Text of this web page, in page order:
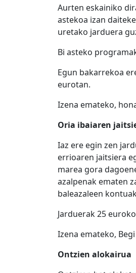
Aurten eskainiko
astekoa izan
uretako jarduera
Bi asteko
Egun bakarrekoa
eurotan.
Izena emateko,
Oria ibaiaren
Iaz ere egin zen
errioaren jaitsiera
marea gora
azalpenak ematen
baleazaleen
Jarduerak 25
Izena emateko,
Ontzien alokairua